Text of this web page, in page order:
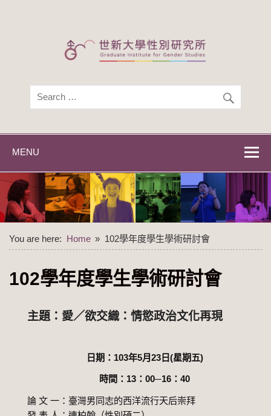
世新大學性別研
世新大學性別研究所
MENU
You are here: Home 102學年度學生學術研討會
102學年度學生學術研討會
主題：愛／欲交織：情慾政治文化再現
日期： 103年5月23日(星期五)
時間： 13 ： 00─16 ： 40
論 文 一：臺灣男同志的西洋流行天后崇拜